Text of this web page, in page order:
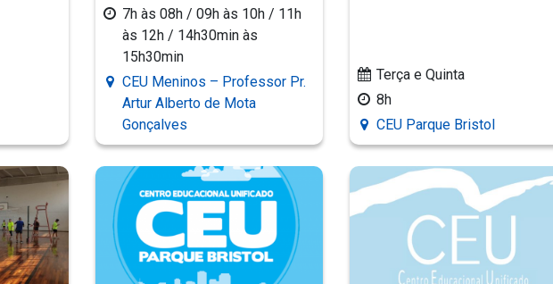
7h às 08h / 09h às 10h / 11h
às 12h / 14h30min às
15h30min
CEU Meninos – Professor Pr.
Artur Alberto de Mota
Gonçalves
Terça e Quinta
8h
CEU Parque Bristol